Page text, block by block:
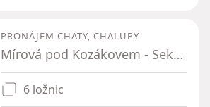
PRONÁJEM CHATY, CHALUPY
Mírová pod Kozákovem - Sekerkovy Loučky, Liberecký kraj
6 ložnic